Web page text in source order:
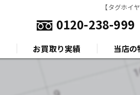
【タグホイ
0120-238-999
お買取り実績 当店の